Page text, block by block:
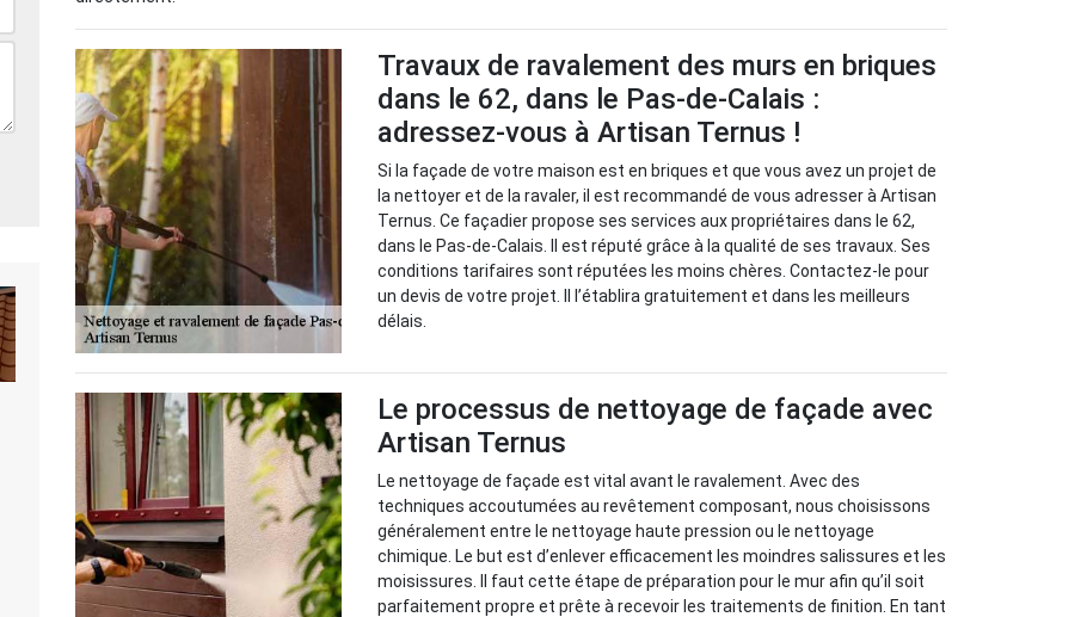
Travaux de ravalement des murs en briques
dans le 62, dans le Pas-de-Calais :
adressez-vous à Artisan Ternus !
Si la façade de votre maison est en briques et que vous avez un projet de
la nettoyer et de la ravaler, il est recommandé de vous adresser à Artisan
Ternus. Ce façadier propose ses services aux propriétaires dans le 62,
dans le Pas-de-Calais. Il est réputé grâce à la qualité de ses travaux. Ses
conditions tarifaires sont réputées les moins chères. Contactez-le pour
un devis de votre projet. Il l’établira gratuitement et dans les meilleurs
délais.
Le processus de nettoyage de façade avec
Artisan Ternus
Le nettoyage de façade est vital avant le ravalement. Avec des
techniques accoutumées au revêtement composant, nous choisissons
généralement entre le nettoyage haute pression ou le nettoyage
chimique. Le but est d’enlever efficacement les moindres salissures et les
moisissures. Il faut cette étape de préparation pour le mur afin qu’il soit
parfaitement propre et prête à recevoir les traitements de finition. En tant